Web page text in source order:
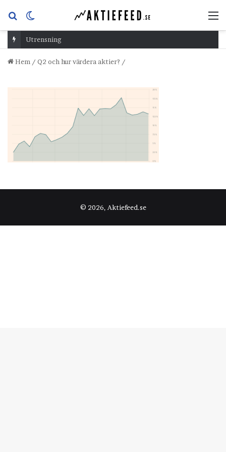
Sök
efterskin
Utrensning
Hem / Q2 och hur värdera aktier? /
© 2026, Aktiefeed.se